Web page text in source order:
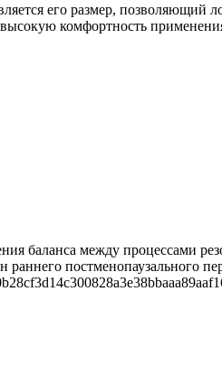
его размер, позволяющий
комфортность
баланса между процессами
постменопаузального